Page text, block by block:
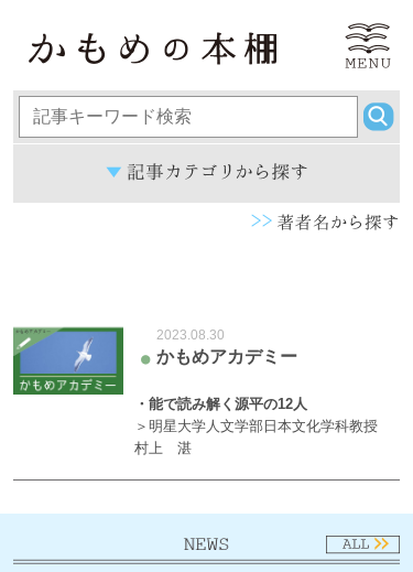
●
2023.08.30
かもめアカデミー
・能で読み解く源平の12人
＞明星大学人文学部日本文化学科教授
村上 湛